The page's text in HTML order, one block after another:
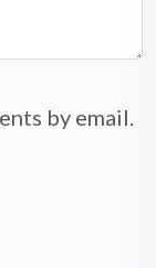
by email.